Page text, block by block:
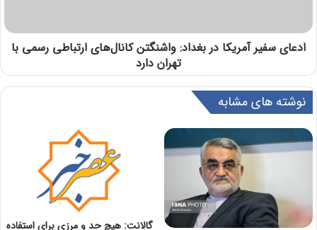
ادعای سفیر آمریکا در بغداد: واشنگتن کانال‌های ارتباطی رسمی با
تهران دارد
نوشته های مشابه
گالانت: هیچ حد و مرزی برای استفاده